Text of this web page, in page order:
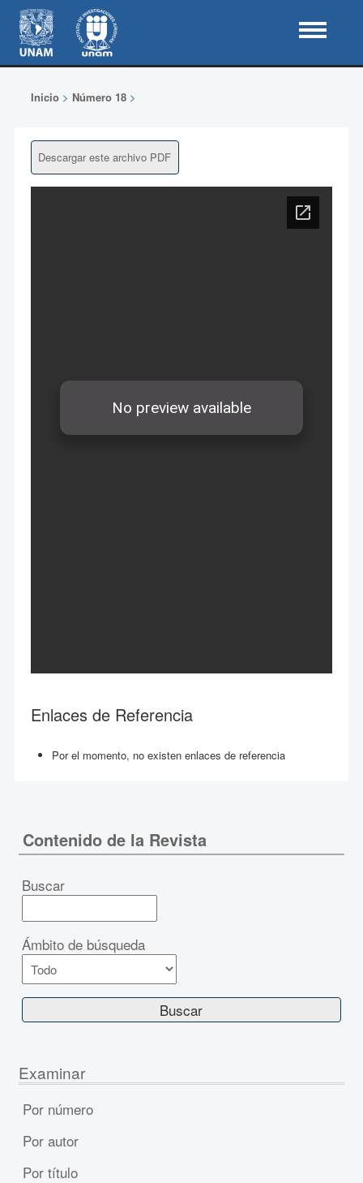
Inicio> Número 18>
Descargar este archivo PDF
Enlaces de Referencia
Por el momento, no existen enlaces de referencia
Contenido de la Revista
Buscar
Ámbito de búsqueda
Examinar
Por número
Por autor
Por título